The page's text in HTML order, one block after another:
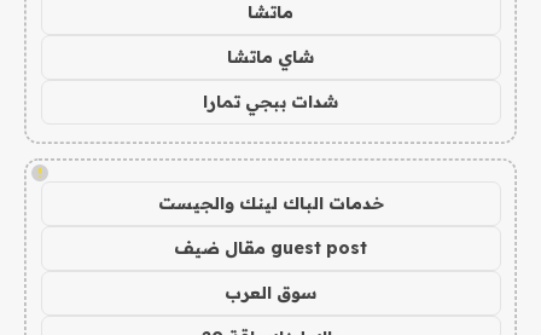
ماتشا
شاي ماتشا
شدات ببجي تمارا
!
خدمات الباك لينك والجيست
guest post مقال ضيف
سوق العرب